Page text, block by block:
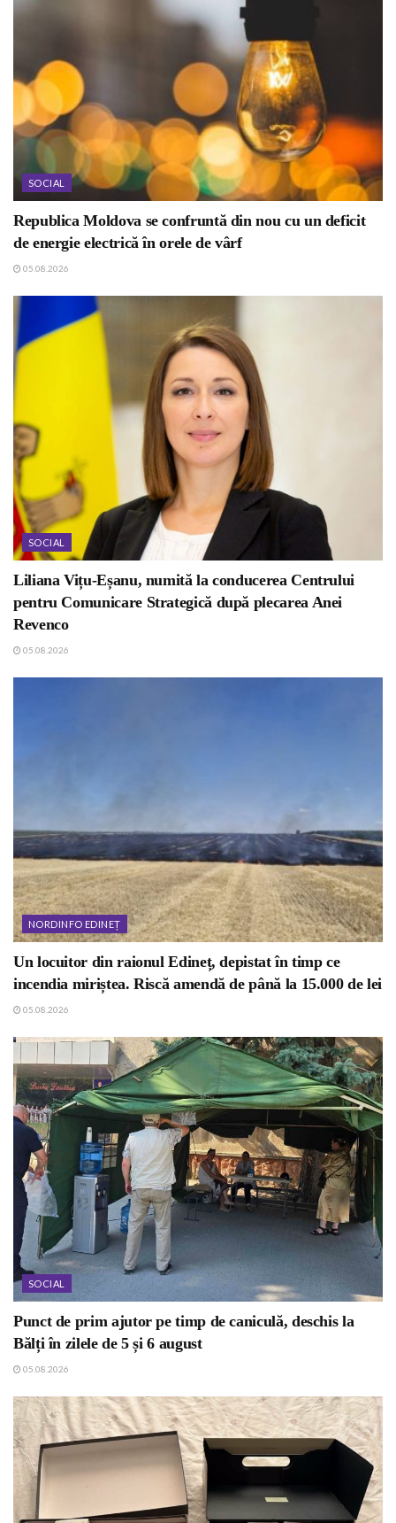
SOCIAL
Republica Moldova se confruntă din nou cu un deficit
de energie electrică în orele de vârf
05.08.2026
SOCIAL
Liliana Vițu-Eșanu, numită la conducerea Centrului
pentru Comunicare Strategică după plecarea Anei
Revenco
05.08.2026
NORDINFO EDINEȚ
Un locuitor din raionul Edineț, depistat în timp ce
incendia miriștea. Riscă amendă de până la 15.000 de lei
05.08.2026
SOCIAL
Punct de prim ajutor pe timp de caniculă, deschis la
Bălți în zilele de 5 și 6 august
05.08.2026